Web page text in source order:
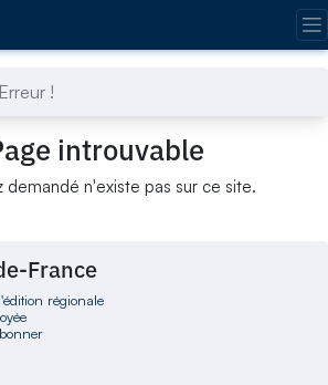
Erreur !
introuvable
demandé n'existe pas sur ce site.
France
régionale